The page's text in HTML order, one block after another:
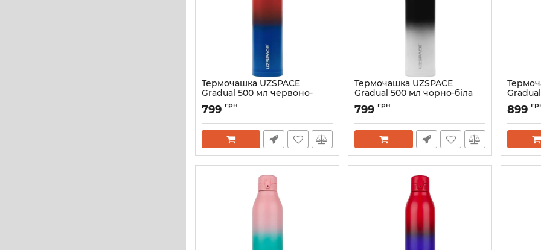
Термочашка UZSPACE
Gradual 500 мл червоно-
синя 4201GR
Артикул:
799 грн
Термочашка UZSPACE
Gradual 500 мл чорно-біла
4201GR
Артикул:
799 грн
зелена
Артикул:
899